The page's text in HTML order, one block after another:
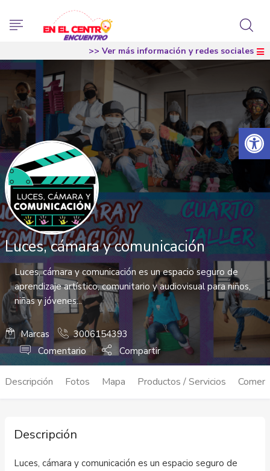
Abrir
>> Ver más información y redes sociales
Luces, cámara y comunicación
Luces, cámara y comunicación es un espacio seguro de
aprendizaje artístico, comunitario y audiovisual para niños,
niñas y jóvenes...
Marcas
3006154393
Comentario
Compartir
Descripción Fotos Mapa Productos / Servicios
Descripción
Luces, cámara y comunicación es un espacio seguro de